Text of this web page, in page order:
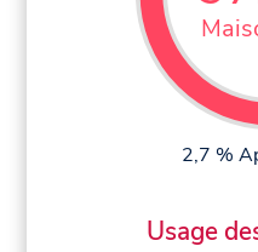
2,7 %
Usage